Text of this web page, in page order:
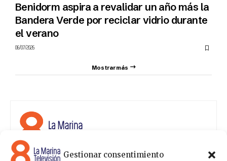
Gestionar consentimiento
Benidorm aspira a revalidar un año más la
Bandera Verde por reciclar vidrio durante
el verano
06/07/2026
Mostrar más
8 La Marina Televisión cuenta con una amplia gama de